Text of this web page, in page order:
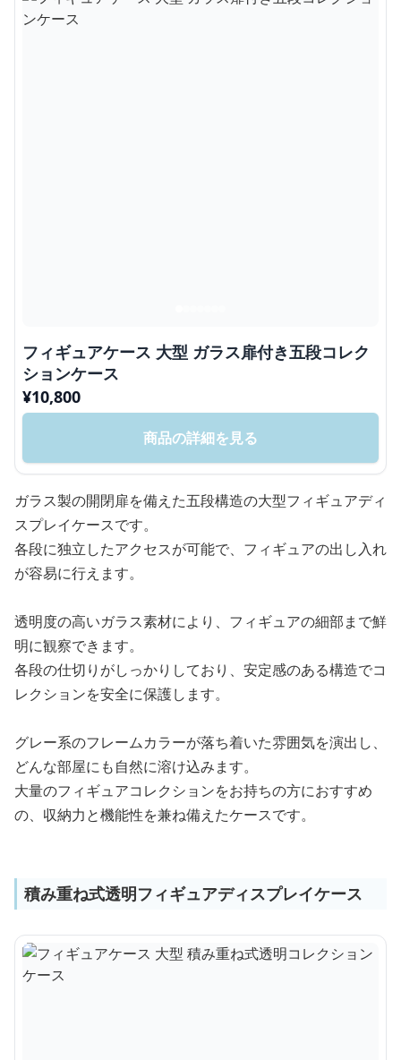
フィギュアケース 大型 ガラス扉付き五段コレク
ションケース
¥10,800
商品の詳細を見る
ガラス製の開閉扉を備えた五段構造の大型フィギュアディ
スプレイケースです。
各段に独立したアクセスが可能で、フィギュアの出し入れ
が容易に行えます。
透明度の高いガラス素材により、フィギュアの細部まで鮮
明に観察できます。
各段の仕切りがしっかりしており、安定感のある構造でコ
レクションを安全に保護します。
グレー系のフレームカラーが落ち着いた雰囲気を演出し、
どんな部屋にも自然に溶け込みます。
大量のフィギュアコレクションをお持ちの方におすすめ
の、収納力と機能性を兼ね備えたケースです。
積み重ね式透明フィギュアディスプレイケース